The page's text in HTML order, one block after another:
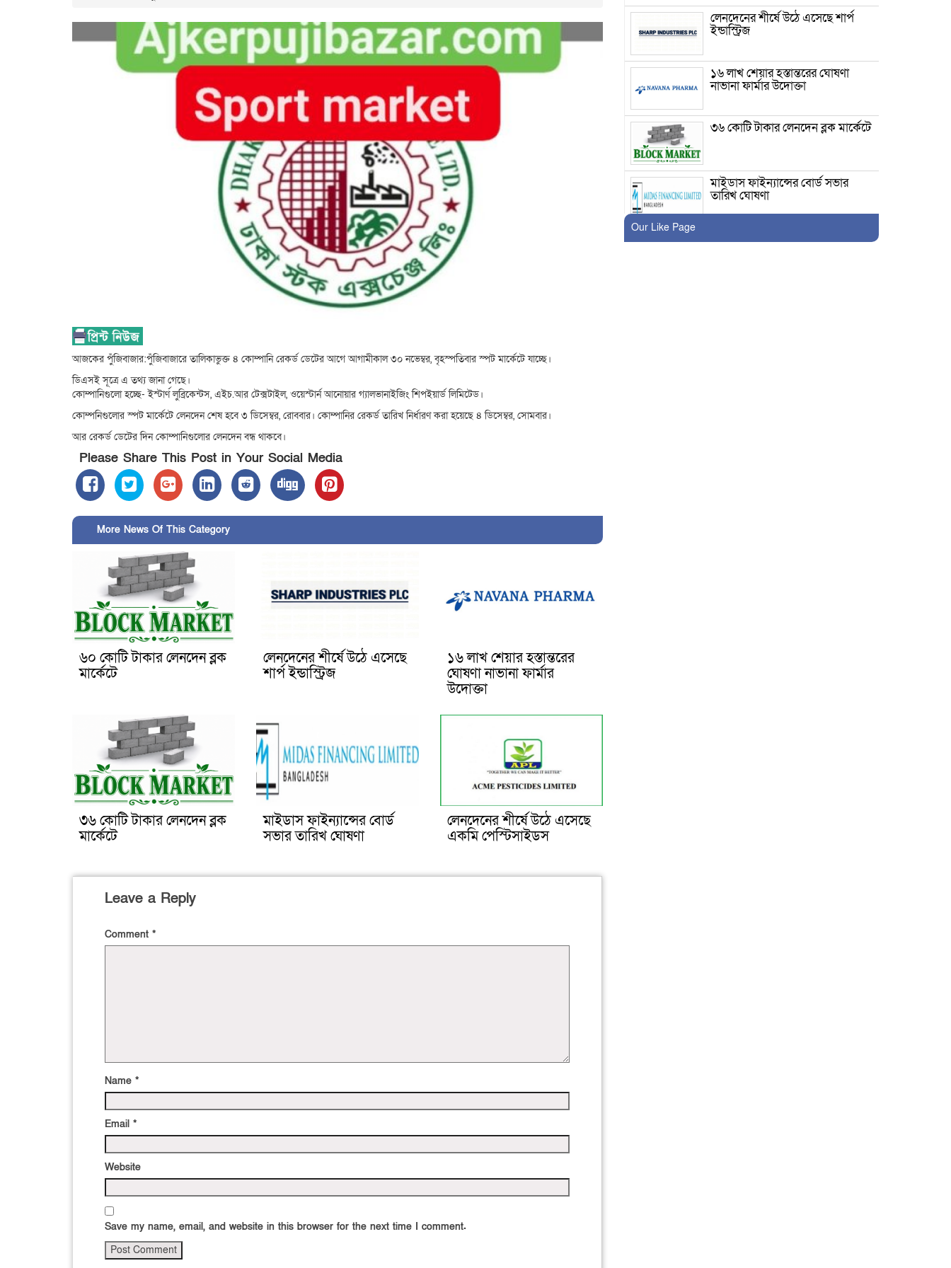
আজকের পুঁজিবাজার:পুঁজিবাজারে তালিকাভুক্ত ৪ কোম্পানি রেকর্ড ডেটের আগে আগামীকাল ৩০ নভেম্বর, বৃহস্পতিবার স্পট মার্কেটে যাচ্ছে।
ডিএসই সূত্রে এ তথ্য জানা গেছে।
কোম্পানিগুলো হচ্ছে- ইস্টার্ণ লুব্রিকেন্টস, এইচ.আর টেক্সটাইল, ওয়েস্টার্ন আনোয়ার গ্যালভানাইজিং শিপইয়ার্ড লিমিটেড।
কোম্পনিগুলোর স্পট মার্কেটে লেনদেন শেষ হবে ৩ ডিসেম্বর, রোববার। কোম্পানির রেকর্ড তারিখ নির্ধারণ করা হয়েছে ৪ ডিসেম্বর, সোমবার।
আর রেকর্ড ডেটের দিন কোম্পানিগুলোর লেনদেন বন্ধ থাকবে।
Please Share This Post in Your Social Media
More News Of This Category
৬০ কোটি টাকার লেনদেন ব্লক
মার্কেটে
লেনদেনের শীর্ষে উঠে এসেছে
শার্প ইন্ডাস্ট্রিজ
১৬ লাখ শেয়ার হস্তান্তরের
ঘোষণা নাভানা ফার্মার
উদোক্তা
৩৬ কোটি টাকার লেনদেন ব্লক
মার্কেটে
মাইডাস ফাইন্যান্সের বোর্ড
সভার তারিখ ঘোষণা
লেনদেনের শীর্ষে উঠে এসেছে
একমি পেস্টিসাইডস
Leave a Reply
Comment *
Name *
Email *
Website
Save my name, email, and website in this browser for the next time I comment.
লেনদেনের শীর্ষে উঠে এসেছে শার্প
ইন্ডাস্ট্রিজ
১৬ লাখ শেয়ার হস্তান্তরের ঘোষণা
নাভানা ফার্মার উদোক্তা
৩৬ কোটি টাকার লেনদেন ব্লক মার্কেটে
মাইডাস ফাইন্যান্সের বোর্ড সভার
তারিখ ঘোষণা
Our Like Page